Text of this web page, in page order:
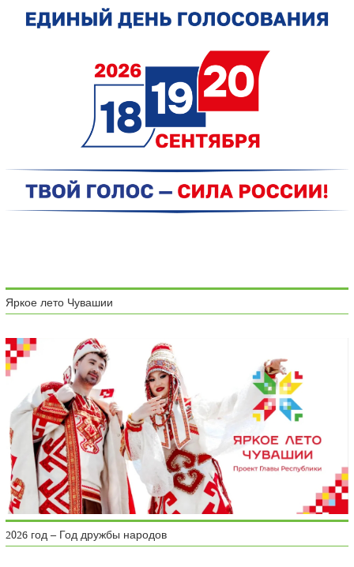
Яркое лето Чувашии
2026 год – Год дружбы народов